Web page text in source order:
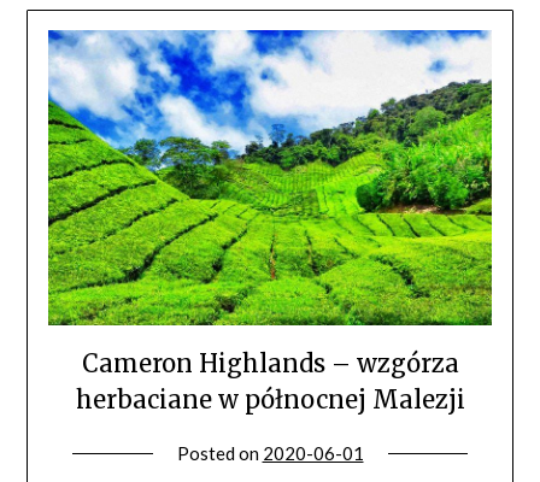
Cameron Highlands – wzgórza
herbaciane w północnej Malezji
Posted on 2020-06-01